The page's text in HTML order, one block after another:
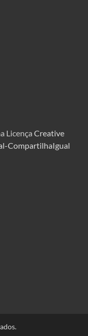
Licença Creative
CompartilhaIgual